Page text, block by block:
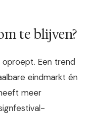
te blijven?
oproept. Een trend
eindmarkt én
meer